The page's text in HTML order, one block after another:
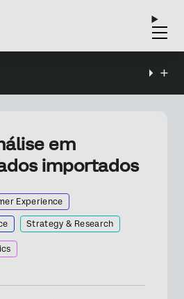
em
importados
Experience
Strategy & Research